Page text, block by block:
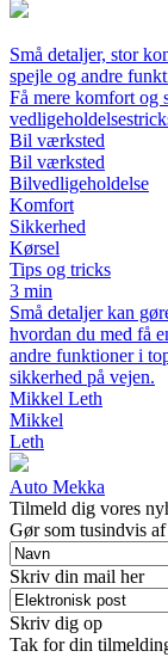
Små detaljer, stor
spejle og andre
Få mere komfort og
Bil værksted
Bil værksted
Bilvedligeholdelse
Komfort
Sikkerhed
Kørsel
Tips og tricks
3 min
Små detaljer kan
hvordan du med få
andre funktioner i
sikkerhed på vejen.
Mikkel Leth
Mikkel
Leth
Auto Mekka
Tilmeld dig vores
Gør som tusindvis
Skriv din mail her
Skriv dig op
Tak for din